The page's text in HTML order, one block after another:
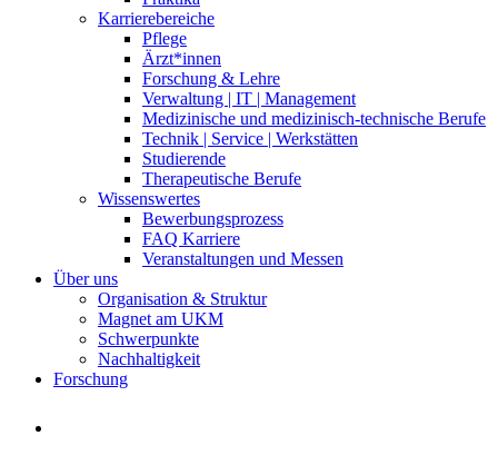
Karrierebereiche
Pflege
Ärzt*innen
Forschung & Lehre
Verwaltung | IT | Management
Medizinische und medizinisch-technische Berufe
Technik | Service | Werkstätten
Studierende
Therapeutische Berufe
Wissenswertes
Bewerbungsprozess
FAQ Karriere
Veranstaltungen und Messen
Über uns
Organisation & Struktur
Magnet am UKM
Schwerpunkte
Nachhaltigkeit
Forschung